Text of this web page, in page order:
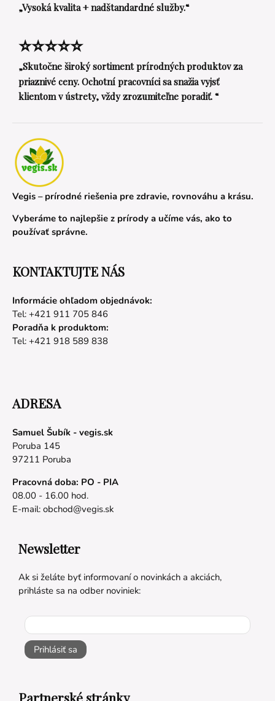
„Vysoká kvalita + nadštandardné služby.“
⭐⭐⭐⭐⭐
„Skutočne široký sortiment prírodných produktov za
priaznivé ceny. Ochotní pracovníci sa snažia vyjsť
klientom v ústrety, vždy zrozumiteľne poradiť. “
Vegis – prírodné riešenia pre zdravie, rovnováhu a krásu.
Vyberáme to najlepšie z prírody a učíme vás, ako to
používať správne.
KONTAKTUJTE NÁS
Informácie ohľadom objednávok:
Tel: +421 911 705 846
Poradňa k produktom:
Tel: +421 918 589 838
ADRESA
Samuel Šubík - vegis.sk
Poruba 145
97211 Poruba
Pracovná doba: PO - PIA
08.00 - 16.00 hod.
E-mail: obchod@vegis.sk
Newsletter
Ak si želáte byť informovaní o novinkách a akciách,
prihláste sa na odber noviniek:
Prihlásiť sa
Partnerské stránky